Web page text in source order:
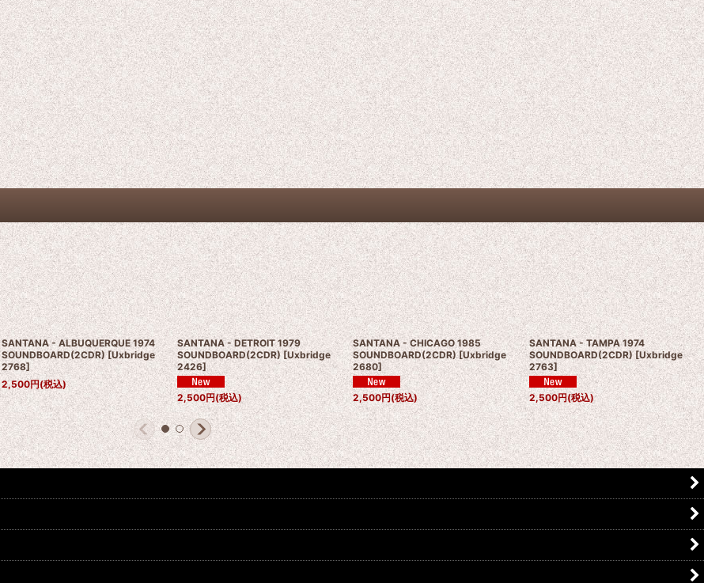
SANTANA - ALBUQUERQUE 1974
SOUNDBOARD(2CDR) [Uxbridge
2768]
2,500円(税込)
SANTANA - DETROIT 1979
SOUNDBOARD(2CDR) [Uxbridge
2426]
2,500円(税込)
SANTANA - CHICAGO 1985
SOUNDBOARD(2CDR) [Uxbridge
2680]
2,500円(税込)
SANTANA - TAMPA 1974
SOUNDBOARD(2CDR) [Uxbridge
2763]
2,500円(税込)